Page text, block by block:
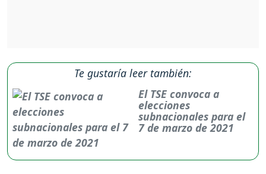
Te gustaría leer también:
El TSE convoca a
elecciones
subnacionales para el
7 de marzo de 2021